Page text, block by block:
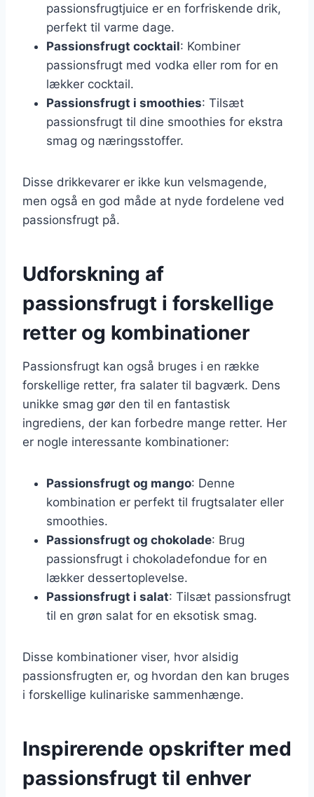
passionsfrugtjuice er en forfriskende drik,
perfekt til varme dage.
Passionsfrugt cocktail: Kombiner
passionsfrugt med vodka eller rom for en
lækker cocktail.
Passionsfrugt i smoothies: Tilsæt
passionsfrugt til dine smoothies for ekstra
smag og næringsstoffer.
Disse drikkevarer er ikke kun velsmagende,
men også en god måde at nyde fordelene ved
passionsfrugt på.
Udforskning af
passionsfrugt i forskellige
retter og kombinationer
Passionsfrugt kan også bruges i en række
forskellige retter, fra salater til bagværk. Dens
unikke smag gør den til en fantastisk
ingrediens, der kan forbedre mange retter. Her
er nogle interessante kombinationer:
Passionsfrugt og mango: Denne
kombination er perfekt til frugtsalater eller
smoothies.
Passionsfrugt og chokolade: Brug
passionsfrugt i chokoladefondue for en
lækker dessertoplevelse.
Passionsfrugt i salat: Tilsæt passionsfrugt
til en grøn salat for en eksotisk smag.
Disse kombinationer viser, hvor alsidig
passionsfrugten er, og hvordan den kan bruges
i forskellige kulinariske sammenhænge.
Inspirerende opskrifter med
passionsfrugt til enhver